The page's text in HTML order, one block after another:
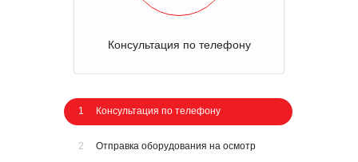
Консультация по телефону
1 Консультация по телефону
2 Отправка оборудования на осмотр